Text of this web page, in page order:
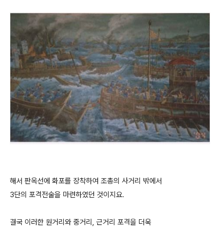
해서 판옥선에 화포를 장착하여 조총의 사거리 밖에서
3단의 포격전술을 마련하였던 것이지요.
결국 이러한 원거리와 중거리, 근거리 포격을 더욱